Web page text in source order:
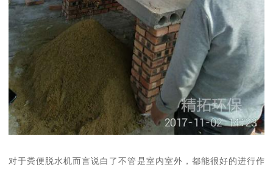
对于粪便脱水机而言说白了不管是室内室外，都能很好的进行作